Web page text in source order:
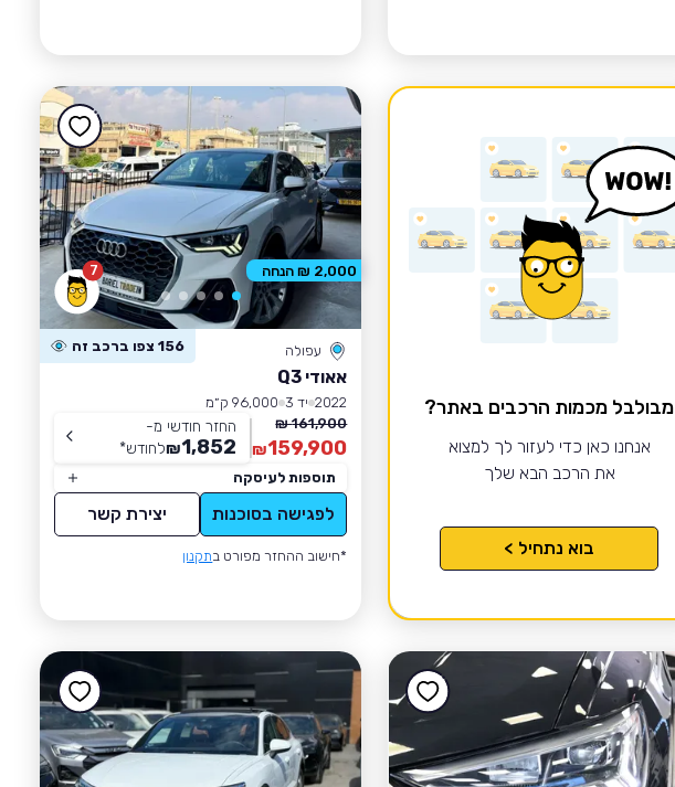
מבולבל מכמות הרכבים באתר?
אנחנו כאן כדי לעזור לך למצוא
את הרכב הבא שלך
בוא נתחיל >
7
עפולה 156 צפו ברכב זה
אאודי Q3
2022 יד 3
96,000 ק״מ
161,900 ₪
159,900
₪
החזר חודשי מ-
1,852
₪לחודש*
תוספות לעיסקה
לפגישה בסוכנות יצירת קשר
*חישוב ההחזר מפורט בתקנון
2,000 ₪ הנחה